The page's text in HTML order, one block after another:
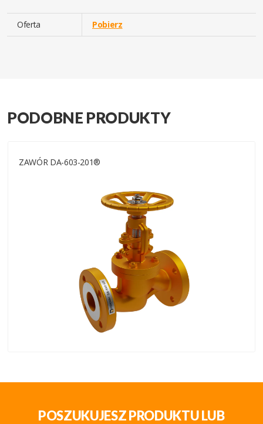
Oferta Pobierz
PODOBNE PRODUKTY
ZAWÓR DA-603-201®
POSZUKUJESZ PRODUKTU LUB